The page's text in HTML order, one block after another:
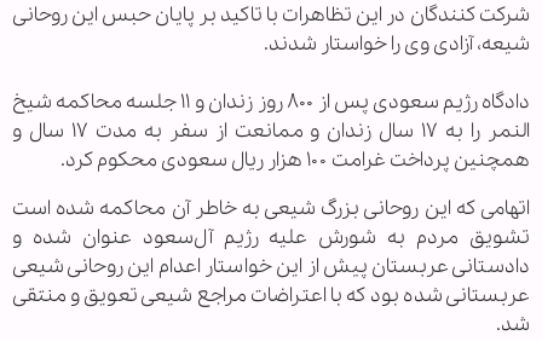
شرکت کنندگان در این تظاهرات با تاکید بر پایان حبس این روحانی
شیعه، آزادی وی را خواستار شدند.
دادگاه رژیم سعودی پس از ۸۰۰ روز زندان و ۱۱ جلسه محاکمه شیخ
النمر را به ۱۷ سال زندان و ممانعت از سفر به مدت ۱۷ سال و
همچنین پرداخت غرامت ۱۰۰ هزار ریال سعودی محکوم کرد.
اتهامی که این روحانی بزرگ شیعی به خاطر آن محاکمه شده است
تشویق مردم به شورش علیه رژیم آل‌سعود عنوان شده و
دادستانی عربستان پیش از این خواستار اعدام این روحانی شیعی
عربستانی شده بود که با اعتراضات مراجع شیعی تعویق و منتقی
شد.